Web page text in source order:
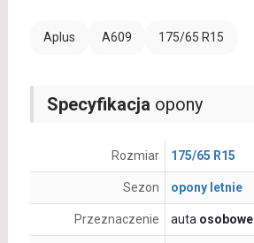
Aplus A609 175/65 R15
Specyfikacja opony
Rozmiar 175/65 R15
Sezon opony letnie
Przeznaczenie auta osobowe